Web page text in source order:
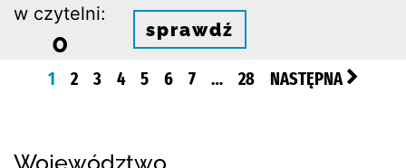
w czytelni:
0 sprawdź
1 2 3 4 5 6 7 … 28 NASTĘPNA
Województwo